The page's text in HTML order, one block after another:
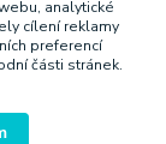
analytické
cílení reklamy
preferencí
části stránek.